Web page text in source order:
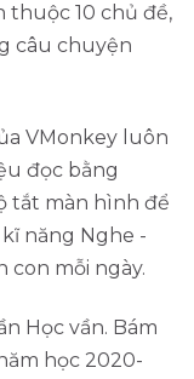
thuộc 10 chủ đề,
câu chuyện
VMonkey luôn
đọc bằng
tắt màn hình để
năng Nghe -
con mỗi ngày.
Học vần. Bám
học 2020-